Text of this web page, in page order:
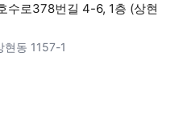
수로378번길 4-6, 1층 (상현
현동 1157-1